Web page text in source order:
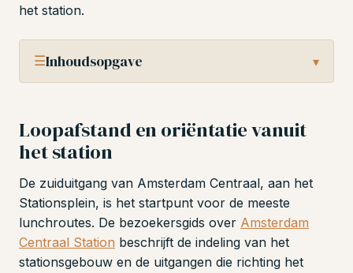
het station.
☰Inhoudsopgave ▾
Loopafstand en oriëntatie vanuit
het station
De zuiduitgang van Amsterdam Centraal, aan het
Stationsplein, is het startpunt voor de meeste
lunchroutes. De bezoekersgids over Amsterdam
Centraal Station beschrijft de indeling van het
stationsgebouw en de uitgangen die richting het